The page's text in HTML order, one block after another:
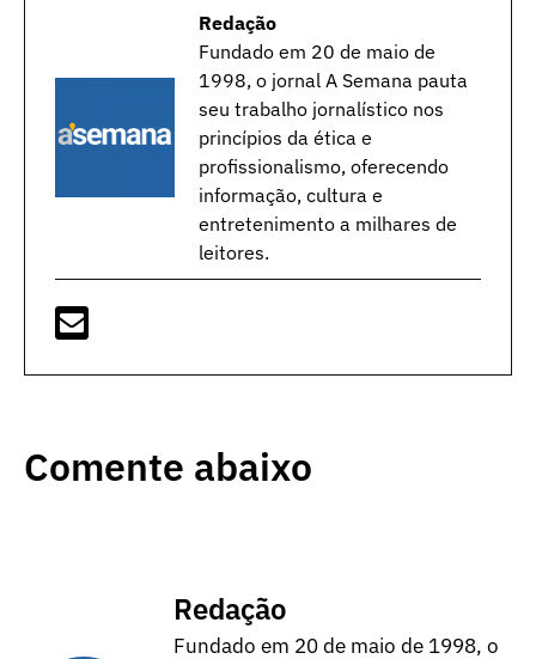
Redação
Fundado em 20 de maio de
1998, o jornal A Semana pauta
seu trabalho jornalístico nos
princípios da ética e
profissionalismo, oferecendo
informação, cultura e
entretenimento a milhares de
leitores.
Comente abaixo
Redação
Fundado em 20 de maio de 1998, o